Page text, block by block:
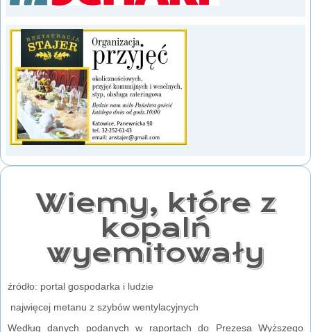
Wiemy, które z
kopalń
wyemitowały
źródło: portal gospodarka i ludzie
najwięcej metanu z szybów wentylacyjnych
Według danych podanych w raportach do Prezesa Wyższego